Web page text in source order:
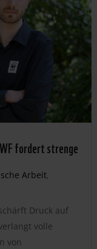
fordert strenge
Arbeit,
Druck auf
volle
von